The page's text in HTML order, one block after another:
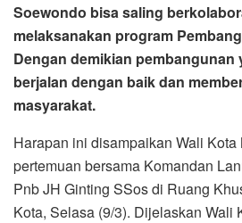
Soewondo bisa saling
melaksanakan program
Dengan demikian
berjalan dengan baik dan
masyarakat.
Harapan ini disampaikan Wali Kota
pertemuan bersama Komandan
Pnb JH Ginting SSos di Ruang
Kota, Selasa (9/3). Dijelaskan Wali